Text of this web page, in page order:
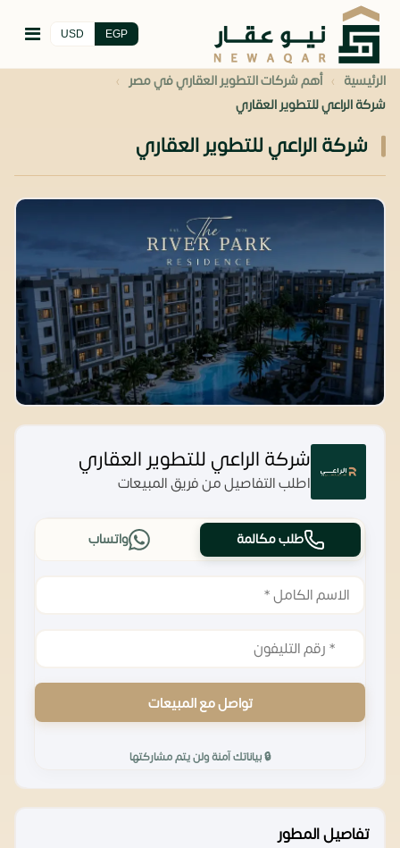
EGP
USD
الرئيسية › أهم شركات التطوير العقاري في مصر ›
شركة الراعي للتطوير العقاري
شركة الراعي للتطوير العقاري
شركة الراعي للتطوير العقاري
اطلب التفاصيل من فريق المبيعات
طلب مكالمة واتساب
تواصل مع المبيعات
🔒 بياناتك آمنة ولن يتم مشاركتها
تفاصيل المطور